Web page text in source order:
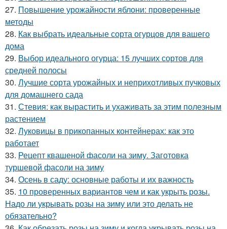
27. Повышение урожайности яблони: проверенные
методы
28. Как выбрать идеальные сорта огурцов для вашего
дома
29. Выбор идеального огурца: 15 лучших сортов для
средней полосы
30. Лучшие сорта урожайных и неприхотливых пучковых
для домашнего сада
31. Стевия: как вырастить и ухаживать за этим полезным
растением
32. Луковицы в прикопанных контейнерах: как это
работает
33. Рецепт квашеной фасоли на зиму. Заготовка
туршевой фасоли на зиму
34. Осень в саду: основные работы и их важность
35. 10 проверенных вариантов чем и как укрыть розы.
Надо ли укрывать розы на зиму или это делать не
обязательно?